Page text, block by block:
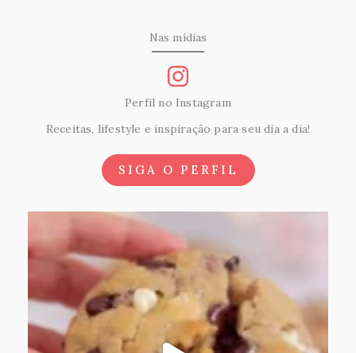
Nas mídias
Perfil no Instagram
Receitas, lifestyle e inspiração para seu dia a dia!
SIGA O PERFIL